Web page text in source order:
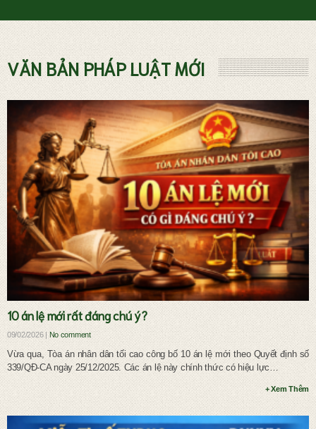
Ly hôn và chia tài sản chung
VĂN BẢN PHÁP LUẬT MỚI
10 án lệ mới rất đáng chú ý?
09/02/2026 | No comment
Vừa qua, Tòa án nhân dân tối cao công bố 10 án lệ mới theo Quyết định số
339/QĐ-CA ngày 25/12/2025. Các án lệ này chính thức có hiệu lực…
+ Xem Thêm